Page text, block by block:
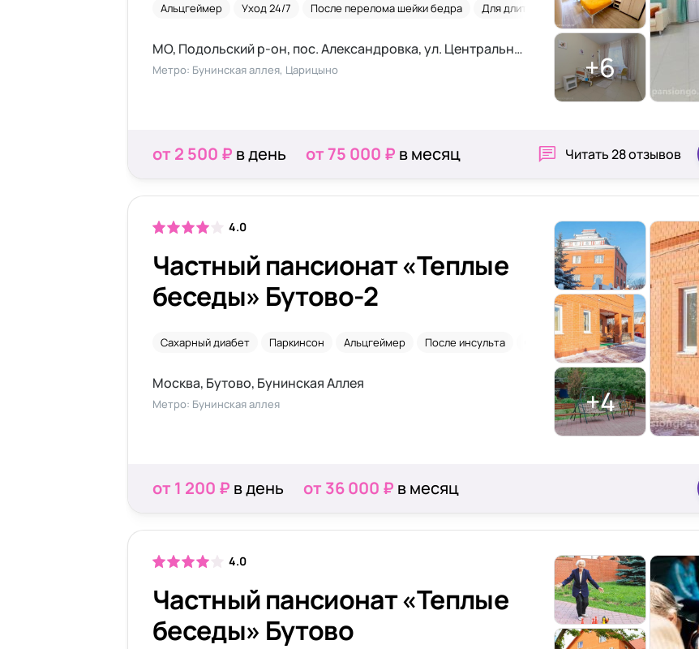
Альцгеймер Уход 24/7 После перелома шейки бедра Для длительного проживания Онкология
МО, Подольский р-он, пос. Александровка, ул. Центральная, д. 12, корпус 8
Метро: Бунинская аллея, Царицыно +6
от 2 500 ₽ в день от 75 000 ₽ в месяц Читать28 отзывов
4.0
Частный пансионат «Теплые
беседы» Бутово-2
Сахарный диабет Паркинсон Альцгеймер После инсульта Сиделки
Москва, Бутово, Бунинская Аллея
Метро: Бунинская аллея +4
от 1 200 ₽ в день от 36 000 ₽ в месяц
4.0
Частный пансионат «Теплые
беседы» Бутово